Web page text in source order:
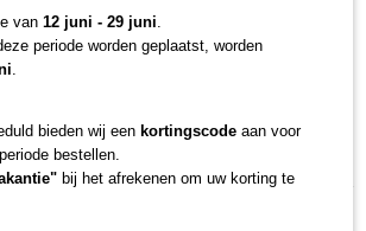
van 12 juni - 29 juni.
periode worden geplaatst, worden
.
bieden wij een kortingscode aan voor
bestellen.
bij het afrekenen om uw korting te